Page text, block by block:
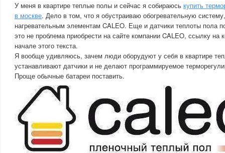
У меня в квартире теплые полы и сейчас я собираюсь купить
в москве. Дело в том, что я обустраиваю обогревательную
нагревательным элементам CALEO. Еще и датчики теплоты пола
это не проблема приобрести на сайте компании CALEO, ссылку на
начале этого текста.
Я вообще удивляюсь, зачем люди оборудуют у себя в квартире
устанавливают датчики и не делают программируемое
Проще обычные батареи поставить.